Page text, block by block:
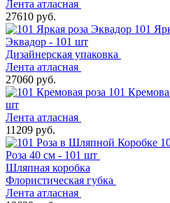
Лента атласная
27610 руб.
101
Эквадор - 101 шт
Дизайнерская упаковка
Лента атласная
27060 руб.
101
шт
Лента атласная
11209 руб.
Роза 40 см - 101 шт
Шляпная коробка
Флористическая губка
Лента атласная